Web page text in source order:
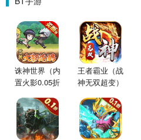
诛神世界（内
置火影0.05折
王者霸业（战
神无双超变）